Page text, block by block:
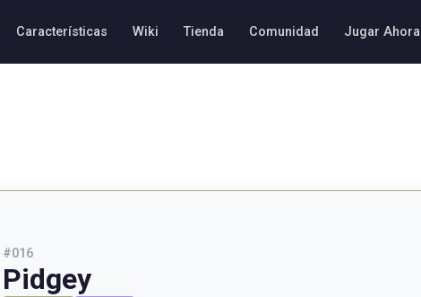
Características Wiki Tienda Comunidad Jugar Ahora
#016
Pidgey